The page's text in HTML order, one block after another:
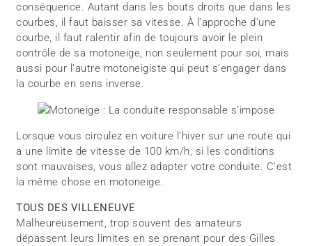
conséquence. Autant dans les bouts droits que dans les
courbes, il faut baisser sa vitesse. À l’approche d’une
courbe, il faut ralentir afin de toujours avoir le plein
contrôle de sa motoneige, non seulement pour soi, mais
aussi pour l’autre motoneigiste qui peut s’engager dans
la courbe en sens inverse.
Lorsque vous circulez en voiture l’hiver sur une route qui
a une limite de vitesse de 100 km/h, si les conditions
sont mauvaises, vous allez adapter votre conduite. C’est
la même chose en motoneige.
TOUS DES VILLENEUVE
Malheureusement, trop souvent des amateurs
dépassent leurs limites en se prenant pour des Gilles